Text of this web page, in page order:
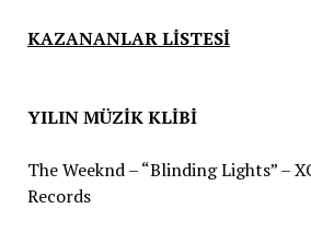
KAZANANLAR LİSTESİ
YILIN MÜZİK KLİBİ
The Weeknd – “Blinding Lights” –
Records